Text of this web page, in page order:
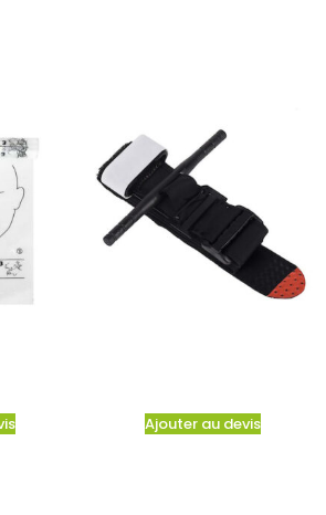
Ajouter au devis